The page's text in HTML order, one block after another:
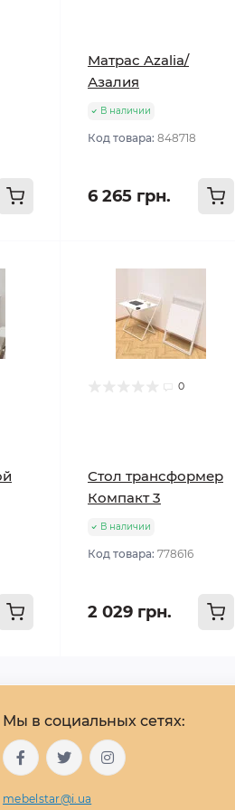
Матрас Azalia/
Азалия
В наличии
Код товара: 848718
6 265 грн.
0
Стол трансформер
Компакт 3
В наличии
Код товара: 778616
2 029 грн.
Мы в социальных сетях:
mebelstar@i.ua